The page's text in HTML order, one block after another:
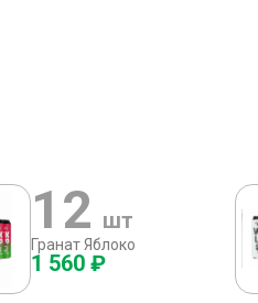
12 шт
Гранат Яблоко
1 560 ₽